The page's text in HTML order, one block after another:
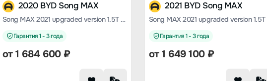
2020 BYD Song MAX
Song MAX 2021 upgraded version 1.5T automatic luxury 7-seater
Гарантия 1 - 3 года
от1 684 600₽
2021 BYD Song MAX
Гарантия 1 - 3 года
от1 649 100₽